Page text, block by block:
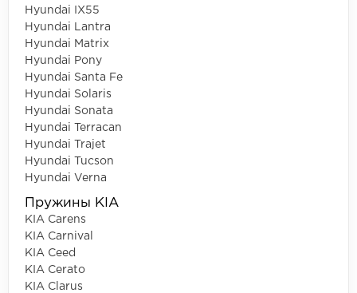
Hyundai IX55
Hyundai Lantra
Hyundai Matrix
Hyundai Pony
Hyundai Santa Fe
Hyundai Solaris
Hyundai Sonata
Hyundai Terracan
Hyundai Trajet
Hyundai Tucson
Hyundai Verna
Пружины KIA
KIA Carens
KIA Carnival
KIA Ceed
KIA Cerato
KIA Clarus